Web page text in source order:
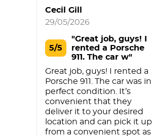
Cecil Gill
29/05/2026
5/5
"Great job, guys! I
rented a Porsche
911. The car w"
Great job, guys! I rented a
Porsche 911. The car was in
perfect condition. It’s
convenient that they
deliver it to your desired
location and can pick it up
from a convenient spot as